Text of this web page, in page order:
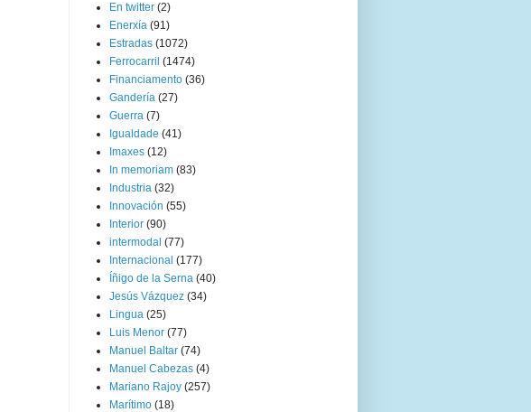
En twitter (2)
Enerxía (91)
Estradas (1072)
Ferrocarril (1474)
Financiamento (36)
Gandería (27)
Guerra (7)
Igualdade (41)
Imaxes (12)
In memoriam (83)
Industria (32)
Innovación (55)
Interior (90)
intermodal (77)
Internacional (177)
Íñigo de la Serna (40)
Jesús Vázquez (34)
Lingua (25)
Luis Menor (77)
Manuel Baltar (74)
Manuel Cabezas (4)
Mariano Rajoy (257)
Marítimo (18)